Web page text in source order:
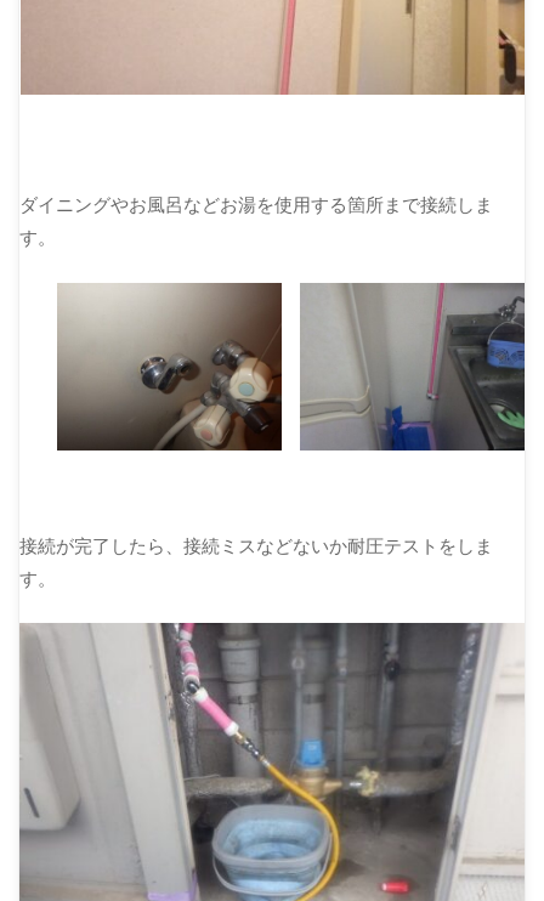
ダイニングやお風呂などお湯を使用する箇所まで接続しま
す。
接続が完了したら、接続ミスなどないか耐圧テストをしま
す。